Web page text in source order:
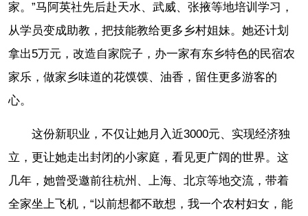
家。”马阿英社先后赴天水、武威、张掖等地培训学习，
从学员变成助教，把技能教给更多乡村姐妹。她还计划
拿出5万元，改造自家院子，办一家有东乡特色的民宿农
家乐，做家乡味道的花馍馍、油香，留住更多游客的
心。
这份新职业，不仅让她月入近3000元、实现经济独
立，更让她走出封闭的小家庭，看见更广阔的世界。这
几年，她曾受邀前往杭州、上海、北京等地交流，带着
全家坐上飞机，“以前想都不敢想，我一个农村妇女，能